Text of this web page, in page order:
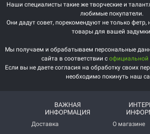
Наши специалисты такие же творческие и
любимые покупатели.
Они дадут совет, порекомендуют не только фетр,
товары для вашей
Мы получаем и обрабатываем персональные
сайта в соответствии с официальной
Если вы не даете согласия на обработку своих
необходимо покинуть наш
ВАЖНАЯ
ИНФОРМАЦИЯ
Доставка О магазине